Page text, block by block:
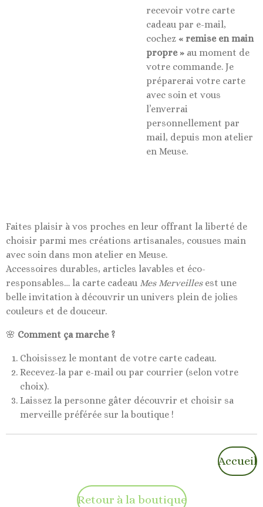
recevoir votre carte
cadeau par e-mail,
cochez « remise en main
propre » au moment de
votre commande. Je
préparerai votre carte
avec soin et vous
l’enverrai
personnellement par
mail, depuis mon atelier
en Meuse.
Faites plaisir à vos proches en leur offrant la liberté de
choisir parmi mes créations artisanales, cousues main
avec soin dans mon atelier en Meuse.
Accessoires durables, articles lavables et éco-
responsables… la carte cadeau Mes Merveillesest une
belle invitation à découvrir un univers plein de jolies
couleurs et de douceur.
🌸 Comment ça marche ?
Choisissez le montant de votre carte cadeau.
Recevez-la par e-mail ou par courrier (selon votre
choix).
Laissez la personne gâter découvrir et choisir sa
merveille préférée sur la boutique !
Accueil
Retour à la boutique